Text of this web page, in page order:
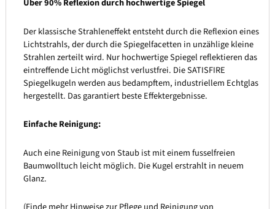
Über 90% Reflexion durch hochwertige Spiegel
Der klassische Strahleneffekt entsteht durch die Reflexion eines
Lichtstrahls, der durch die Spiegelfacetten in unzählige kleine
Strahlen zerteilt wird. Nur hochwertige Spiegel reflektieren das
eintreffende Licht möglichst verlustfrei. Die SATISFIRE
Spiegelkugeln werden aus bedampftem, industriellem Echtglas
hergestellt. Das garantiert beste Effektergebnisse.
Einfache Reinigung:
Auch eine Reinigung von Staub ist mit einem fusselfreien
Baumwolltuch leicht möglich. Die Kugel erstrahlt in neuem
Glanz.